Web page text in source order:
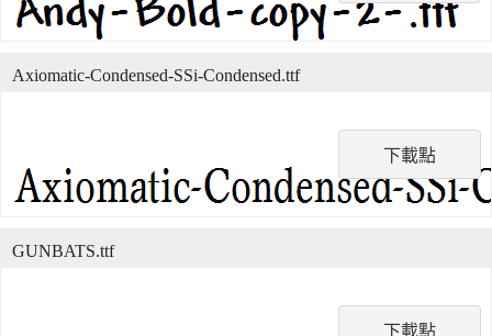
下載點
Axiomatic-Condensed-SSi-Condensed.ttf
下載點
GUNBATS.ttf